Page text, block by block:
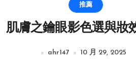
推薦
肌膚之鑰眼影色選與妝
ahr147 10 月 29, 2025